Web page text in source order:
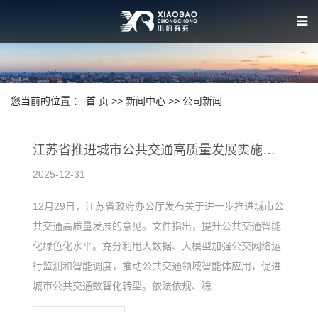
您当前的位置 ： 首 页 >> 新闻中心 >> 公司新闻
江苏省推进城市公共交通高质量发展实施意见
2025-12-31
12月29日，江苏省政府办公厅发布关于进一步推进城市公
共交通高质量发展的意见。文件指出，提升公共交通智能
化绿色化水平。充分利用大数据、大模型加强公交网络运
行监测和智能调度，推动公共交通领域智能体应用，促进
城市公共交通数智化转型。依法依规、稳